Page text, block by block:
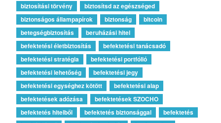
biztosítási törvény
biztosítsd az egészséged
biztonságos állampapírok
biztonság
bitcoin
betegségbiztosítás
beruházási hitel
befektetési életbiztosítás
befektetési tanácsadó
befektetési stratégia
befektetési portfólió
befektetési lehetőség
befektetési jegy
befektetési egységhez kötött
befektetési alap
befektetések adózása
befektetések SZOCHO
befektetés hitelből
befektetés biztonsággal
befektetés